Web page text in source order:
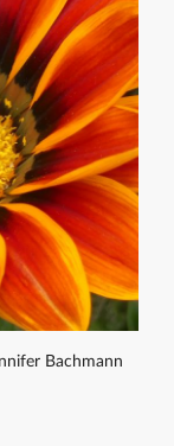
Bachmann